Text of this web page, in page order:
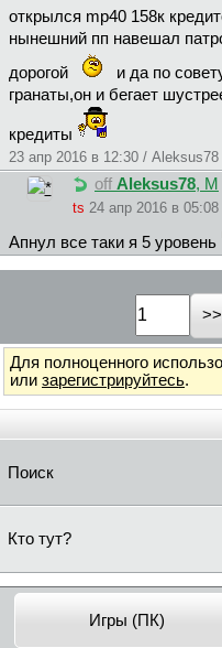
открылся mp40 158к
нынешний пп навешал
дорогой
и да по
гранаты,он и бегает
кредиты
23 апр 2016 в 12:30 / Aleksus78
off Aleksus78, М
ts 24 апр 2016 в 05:08
Апнул все таки я 5 уровень
Для полноценного
или зарегистрируйтесь.
Поиск
Кто тут?
Игры (ПК)